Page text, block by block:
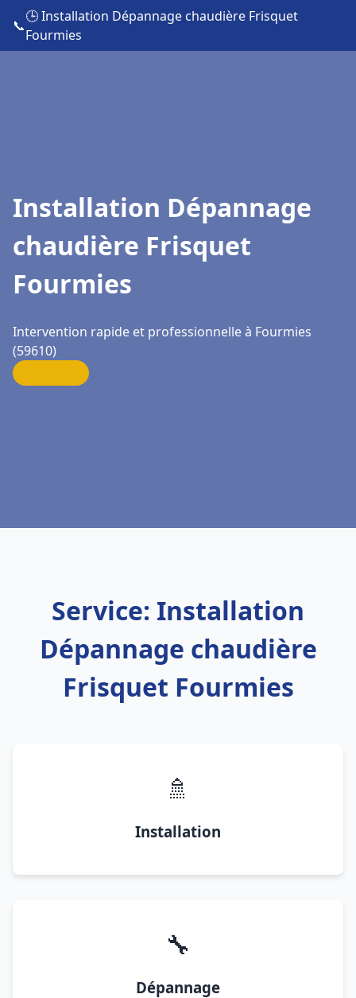
📞
🕒 Installation Dépannage chaudière Frisquet
Fourmies
Installation Dépannage
chaudière Frisquet
Fourmies
Intervention rapide et professionnelle à Fourmies
(59610)
Service: Installation
Dépannage chaudière
Frisquet Fourmies
🚿
Installation
🔧
Dépannage